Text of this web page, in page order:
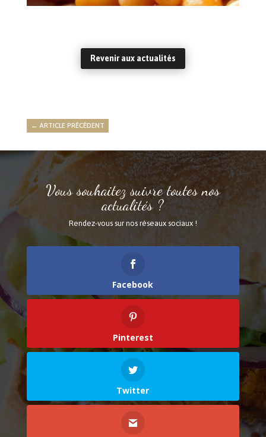
Revenir aux actualités
← ARTICLE PRÉCÉDENT
Vous souhaitez suivre toutes nos
actualités ?
Rendez-vous sur nos réseaux sociaux !
Facebook
Pinterest
Twitter